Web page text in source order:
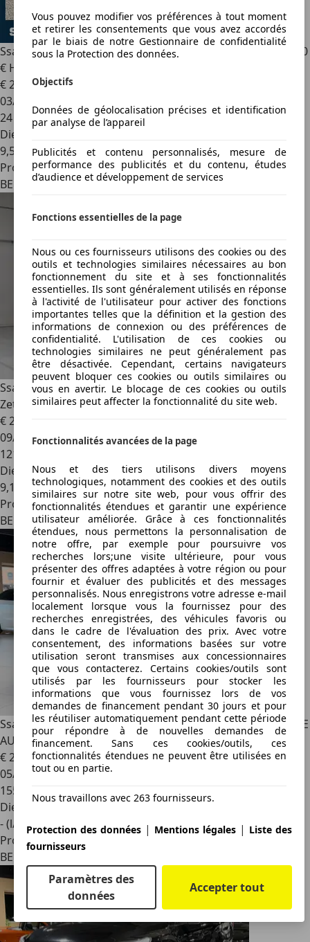
Vous pouvez modifier vos préférences à tout moment
et retirer les consentements que vous avez accordés
par le biais de notre Gestionnaire de confidentialité
sous la Protection des données.
Objectifs
Données de géolocalisation précises et identification
par analyse de l’appareil
Publicités et contenu personnalisés, mesure de
performance des publicités et du contenu, études
d’audience et développement de services
Fonctions essentielles de la page
Nous ou ces fournisseurs utilisons des cookies ou des
outils et technologies similaires nécessaires au bon
fonctionnement du site et à ses fonctionnalités
essentielles. Ils sont généralement utilisés en réponse
à l'activité de l'utilisateur pour activer des fonctions
importantes telles que la définition et la gestion des
informations de connexion ou des préférences de
confidentialité. L'utilisation de ces cookies ou
technologies similaires ne peut généralement pas
être désactivée. Cependant, certains navigateurs
peuvent bloquer ces cookies ou outils similaires ou
vous en avertir. Le blocage de ces cookies ou outils
similaires peut affecter la fonctionnalité du site web.
Fonctionnalités avancées de la page
Nous et des tiers utilisons divers moyens
technologiques, notamment des cookies et des outils
similaires sur notre site web, pour vous offrir des
fonctionnalités étendues et garantir une expérience
utilisateur améliorée. Grâce à ces fonctionnalités
étendues, nous permettons la personnalisation de
notre offre, par exemple pour poursuivre vos
recherches lors;une visite ultérieure, pour vous
présenter des offres adaptées à votre région ou pour
fournir et évaluer des publicités et des messages
personnalisés. Nous enregistrons votre adresse e-mail
localement lorsque vous la fournissez pour des
recherches enregistrées, des véhicules favoris ou
dans le cadre de l'évaluation des prix. Avec votre
consentement, des informations basées sur votre
utilisation seront transmises aux concessionnaires
que vous contacterez. Certains cookies/outils sont
utilisés par les fournisseurs pour stocker les
informations que vous fournissez lors de vos
demandes de financement pendant 30 jours et pour
les réutiliser automatiquement pendant cette période
pour répondre à de nouvelles demandes de
financement. Sans ces cookies/outils, ces
fonctionnalités étendues ne peuvent être utilisées en
tout ou en partie.
Nous travaillons avec 263 fournisseurs.
Protection des données | Mentions légales | Liste des
fournisseurs
Paramètres des
données
Accepter tout
SsangYong Musso2.2 Turbo 181 CV AUTO | VOLET | 24.600
€ HTVA
€ 29 8001
03/2022
24 543 km
Diesel
9,5 l/100 km (mixte)
Professionnel
BE 6927
SsangYong Musso2.2 Turbo e-Xdi - 4WD - Carplay -
Zetelkoeling - Camera - DAB
€ 21 999
09/2021
121 050 km
Diesel
9,1 l/100 km (mixte)
Professionnel
BE 9620
SsangYong Musso2.2 TURBO 202CV e-XDI 4WD TVAC BOITE
AUTO FULL OPTIONS
€ 22 9901
05/2023
155 720 km
Diesel
- (l/100 km)
Professionnel
BE 6061